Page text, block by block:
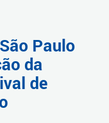
Paulo
da
de